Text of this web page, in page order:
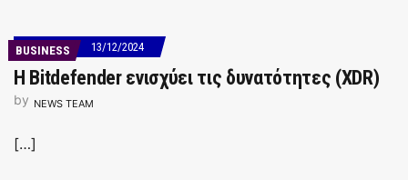
BUSINESS 13/12/2024
Η Bitdefender ενισχύει τις δυνατότητες (XDR)
by NEWS TEAM
[…]